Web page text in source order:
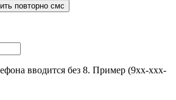
вводится без 8. Пример (9хх-ххх-